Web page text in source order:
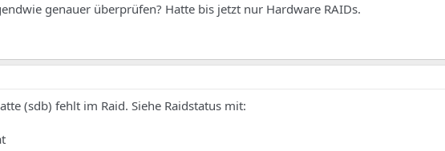
genauer überprüfen? Hatte bis jetzt nur Hardware RAIDs.
(sdb) fehlt im Raid. Siehe Raidstatus mit: